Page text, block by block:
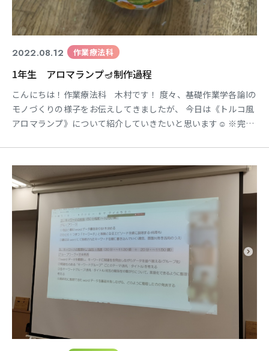
2022.08.12 作業療法科
1年生 アロマランプ🪔制作過程
こんにちは！作業療法科 木村です！ 度々、基礎作業学各論Iの
モノづくりの様子をお伝えしてきましたが、 今日は《トルコ風
アロマランプ》について紹介していきたいと思います☺︎ ※完成
=================================================
=== まずは、グラスに貼るアイテム探し・・・ 沢山のビーズや
おはじきから 自分の好みのものを選んでいきます。 沢
東海歯科医療
東海医療工学
専門学校
東海歯科医療
東海医療工学
専門学校
東海歯科医療
東海医療工学
専門学校
東海歯科医療
東海医療工学
専門学校